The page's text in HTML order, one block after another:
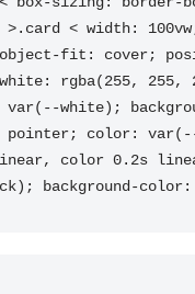
>.card < width:
fit: cover;
rgba(255,
white);
pointer; color:
linear, color 0.2s
background-